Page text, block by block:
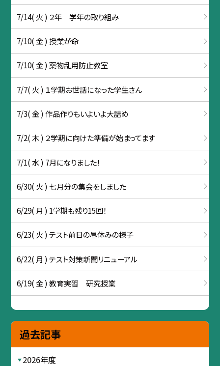
7/14( 火 ) ２年 学年の取り組み
7/10( 金 ) 授業が命
7/10( 金 ) 薬物乱用防止教室
7/7( 火 ) １学期お世話になった学生さん
7/3( 金 ) 作品作りもいよいよ大詰め
7/2( 木 ) ２学期に向けた準備が始まってます
7/1( 水 ) 7月になりました！
6/30( 火 ) 七月分の集会をしました
6/29( 月 ) 1学期も残り15回！
6/23( 火 ) テスト前日の昼休みの様子
6/22( 月 ) テスト対策新聞リニューアル
6/19( 金 ) 教育実習 研究授業
過去記事
2026年度